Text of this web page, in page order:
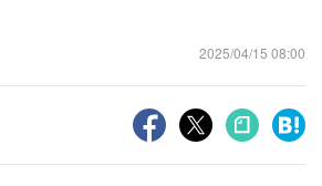
2025/04/15 08:00